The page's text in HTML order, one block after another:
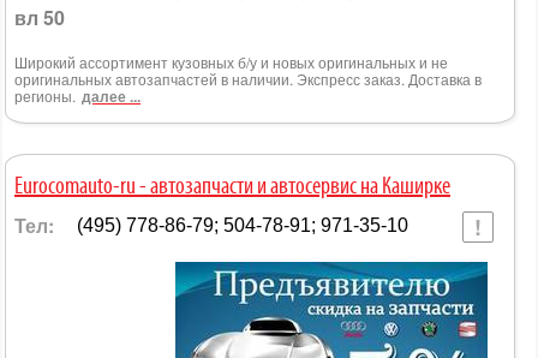
вл 50
Широкий ассортимент кузовных б/у и новых оригинальных и не
оригинальных автозапчастей в наличии. Экспресс заказ. Доставка в
регионы. далее ...
Eurocomauto-ru - автозапчасти и автосервис на Каширке
Тел: (495) 778-86-79; 504-78-91; 971-35-10